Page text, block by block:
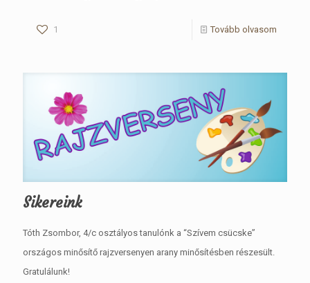
1 Tovább olvasom
Sikereink
Tóth Zsombor, 4/c osztályos tanulónk a “Szívem csücske”
országos minősítő rajzversenyen arany minősítésben részesült.
Gratulálunk!